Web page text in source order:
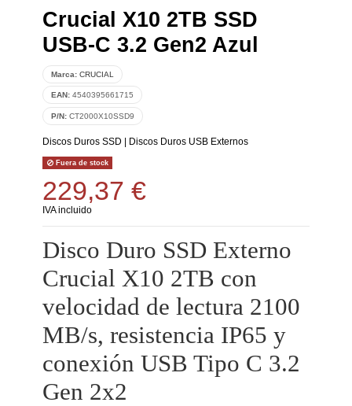
Crucial X10 2TB SSD
USB-C 3.2 Gen2 Azul
Marca: CRUCIAL
EAN: 4540395661715
P/N: CT2000X10SSD9
Discos Duros SSD Discos Duros USB Externos
Fuera de stock
229,37 €
IVA incluido
Disco Duro SSD Externo
Crucial X10 2TB con
velocidad de lectura 2100
MB/s, resistencia IP65 y
conexión USB Tipo C 3.2
Gen 2x2